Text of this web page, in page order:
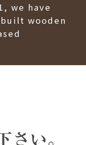
we have
wooden